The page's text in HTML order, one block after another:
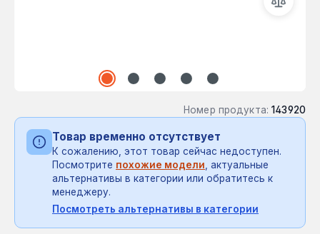
Номер продукта: 143920
Товар временно отсутствует
К сожалению, этот товар сейчас недоступен.
Посмотрите похожие модели, актуальные
альтернативы в категории или обратитесь к
менеджеру.
Посмотреть альтернативы в категории